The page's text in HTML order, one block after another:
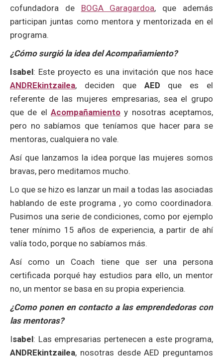
cofundadora de BOGA Garagardoa, que además
participan juntas como mentora y mentorizada en el
programa.
¿Cómo surgió la idea del Acompañamiento?
Isabel: Este proyecto es una invitación que nos hace
ANDREkintzailea, deciden que AED que es el
referente de las mujeres empresarias, sea el grupo
que de el Acompañamiento y nosotras aceptamos,
pero no sabíamos que teníamos que hacer para se
mentoras, cualquiera no vale.
Así que lanzamos la idea porque las mujeres somos
bravas, pero meditamos mucho.
Lo que se hizo es lanzar un mail a todas las asociadas
hablando de este programa , yo como coordinadora.
Pusimos una serie de condiciones, como por ejemplo
tener mínimo 15 años de experiencia, a partir de ahí
valía todo, porque no sabíamos más.
Así como un Coach tiene que ser una persona
certificada porqué hay estudios para ello, un mentor
no, un mentor se basa en su propia experiencia.
¿Como ponen en contacto a las emprendedoras con
las mentoras?
Isabel: Las empresarias pertenecen a este programa,
ANDREkintzailea, nosotras desde AED preguntamos